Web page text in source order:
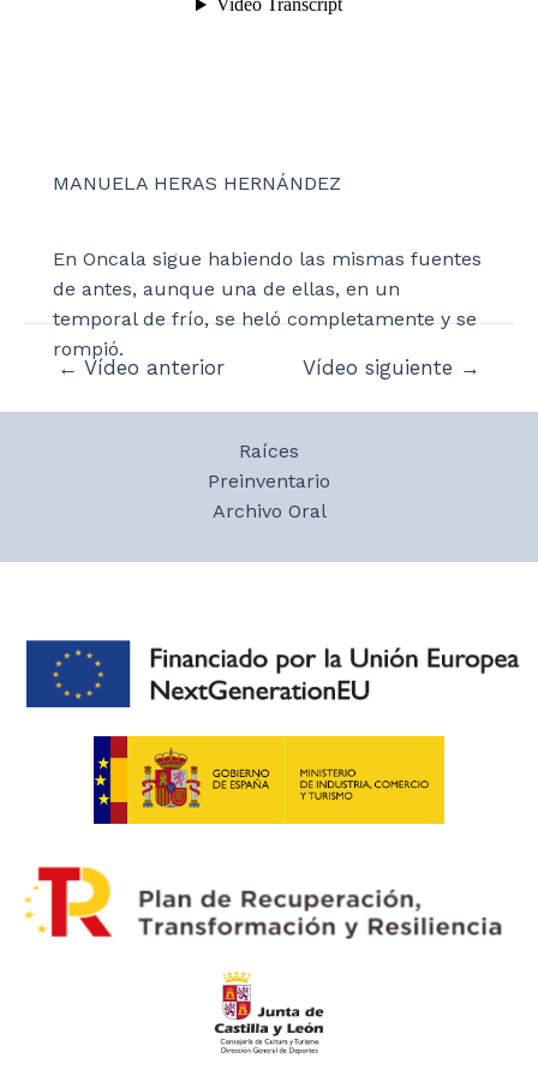
MANUELA HERAS HERNÁNDEZ
En Oncala sigue habiendo las mismas fuentes
de antes, aunque una de ellas, en un
temporal de frío, se heló completamente y se
rompió.
Navegación
← Vídeo anterior Vídeo siguiente →
Raíces
Preinventario
Archivo Oral